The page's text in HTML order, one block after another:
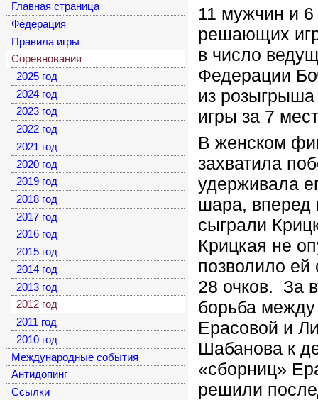
11 мужчин и
решающих
в число
Федерации
из
игры за 7
В женском
захватила
удерживала
шара, вперед
сыграли
Крицкая не
позволило ей
28 очков. За
борьба
Ерасовой и
Шабанова к
«сборниц»
решили
Главная страница
Федерация
Правила игры
Соревнования
2025 год
2024 год
2023 год
2022 год
2021 год
2020 год
2019 год
2018 год
2017 год
2016 год
2015 год
2014 год
2013 год
2012 год
2011 год
2010 год
Международные события
Антидопинг
Cсылки